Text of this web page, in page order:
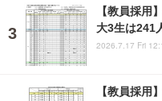
【教員採用
大3生は241
2026.7.17 Fri
【教員採用